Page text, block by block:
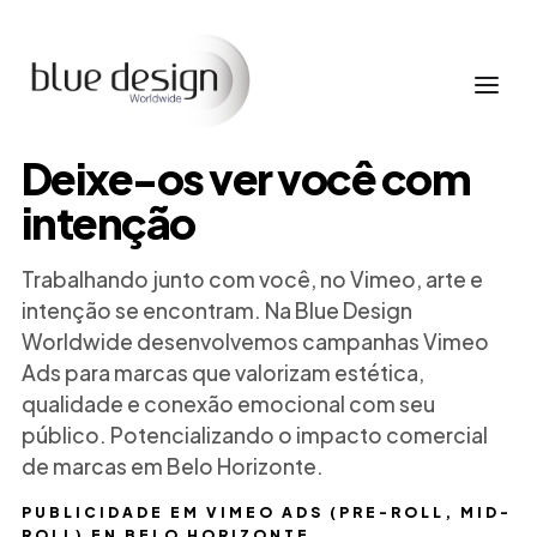
PUBLICIDADE EM VIMEO ADS (PRE-ROLL, MID-
Deixe-os ver você com
intenção
Trabalhando junto com você, no Vimeo, arte e
intenção se encontram. Na Blue Design
Worldwide desenvolvemos campanhas Vimeo
Ads para marcas que valorizam estética,
qualidade e conexão emocional com seu
público. Potencializando o impacto comercial
de marcas em Belo Horizonte.